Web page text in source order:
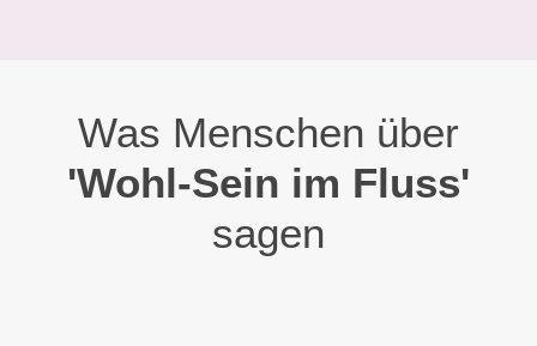
Was Menschen über
'Wohl-Sein im Fluss'
sagen